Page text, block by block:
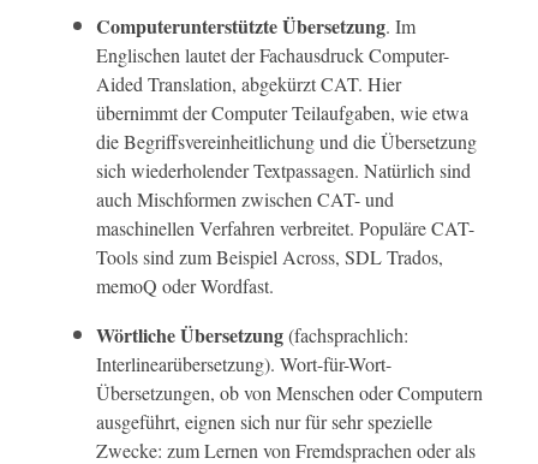
Computerunterstützte Übersetzung. Im
Englischen lautet der Fachausdruck Computer-
Aided Translation, abgekürzt CAT. Hier
übernimmt der Computer Teilaufgaben, wie etwa
die Begriffsvereinheitlichung und die Übersetzung
sich wiederholender Textpassagen. Natürlich sind
auch Mischformen zwischen CAT- und
maschinellen Verfahren verbreitet. Populäre CAT-
Tools sind zum Beispiel Across, SDL Trados,
memoQ oder Wordfast.
Wörtliche Übersetzung(fachsprachlich:
Interlinearübersetzung). Wort-für-Wort-
Übersetzungen, ob von Menschen oder Computern
ausgeführt, eignen sich nur für sehr spezielle
Zwecke: zum Lernen von Fremdsprachen oder als